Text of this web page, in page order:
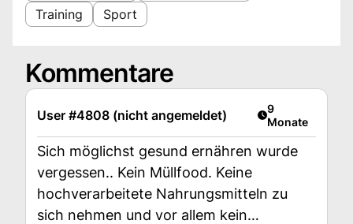
Training
Sport
Kommentare
User #4808 (nicht angemeldet) Artikel
9
Monate
Sich möglichst gesund ernähren wurde
vergessen.. Kein Müllfood. Keine
hochverarbeitete Nahrungsmitteln zu
sich nehmen und vor allem kein